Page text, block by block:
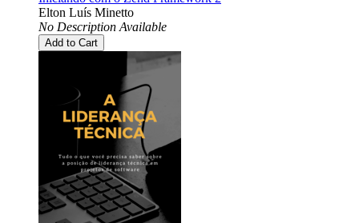
Elton Luís Minetto
No Description Available
Add to Cart